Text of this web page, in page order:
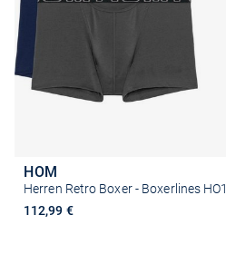
HOM
Herren Retro Boxer - Boxerlines HO1
112,99 €